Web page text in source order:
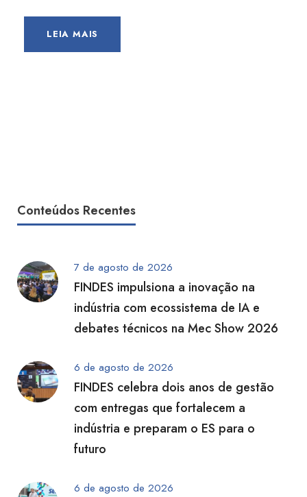
LEIA MAIS
Conteúdos Recentes
7 de agosto de 2026
FINDES impulsiona a inovação na
indústria com ecossistema de IA e
debates técnicos na Mec Show 2026
6 de agosto de 2026
FINDES celebra dois anos de gestão
com entregas que fortalecem a
indústria e preparam o ES para o
futuro
6 de agosto de 2026